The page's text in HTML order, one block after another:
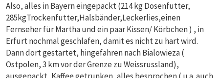
Also, alles in Bayern eingepackt (214 kg Dosenfutter,
285kgTrockenfutter,Halsbänder,Leckerlies,einen
Fernseher für Martha und ein paar Kissen/ Körbchen ) , in
Erfurt nochmal geschlafen, damit es nicht zu hart wird.
Dann dort gestartet, hingefahren nach Bialowieza (
Ostpolen, 3 km vor der Grenze zu Weissrussland),